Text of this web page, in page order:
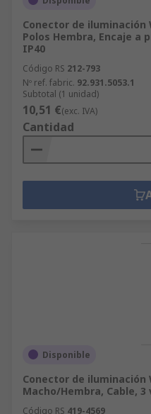
Conector de iluminación
Polos Hembra, Encaje a
IP40
Código RS 212-793
Nº ref. fabric. 92.931.5053.1
Subtotal (1 unidad)
10,51 €(exc. IVA)
Cantidad
Disponible
Conector de iluminación
Macho/Hembra, Cable, 3
Código RS 419-4569